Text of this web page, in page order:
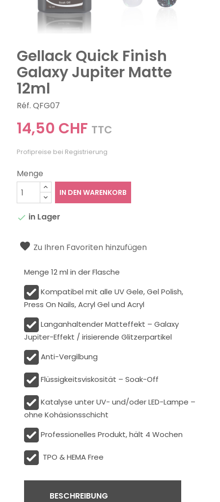
Gellack Quick Finish
Galaxy Jupiter Matte
12ml
Réf. QFG07
14,50 CHF TTC
Profipreise bei Registrierung
Menge
IN DEN WARENKORB
 in Lager
Zu Ihren Favoriten hinzufügen
Menge 12 ml in der Flasche
Kompatibel mit alle UV Gele, Gel Polish,
Press On Nails, Acryl Gel und Acryl
Langanhaltender Matteffekt – Galaxy
Jupiter-Effekt / irisierende Glitzerpartikel
Anti-Vergilbung
Flüssigkeitsviskosität – Soak-Off
Katalyse unter UV- und/oder LED-Lampe –
ohne Kohäsionsschicht
Professionelles Produkt, hält 4 Wochen
TPO & HEMA Free
BESCHREIBUNG